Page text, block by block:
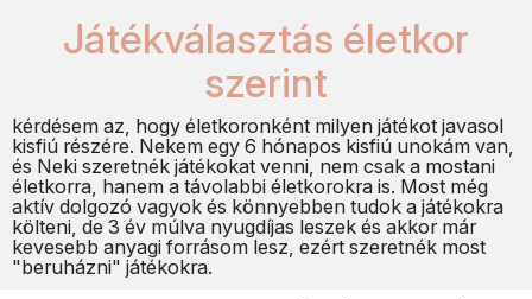
Játékválasztás életkor
szerint
kérdésem az, hogy életkoronként milyen játékot javasol
kisfiú részére. Nekem egy 6 hónapos kisfiú unokám van,
és Neki szeretnék játékokat venni, nem csak a mostani
életkorra, hanem a távolabbi életkorokra is. Most még
aktív dolgozó vagyok és könnyebben tudok a játékokra
költeni, de 3 év múlva nyugdíjas leszek és akkor már
kevesebb anyagi forrásom lesz, ezért szeretnék most
"beruházni" játékokra.